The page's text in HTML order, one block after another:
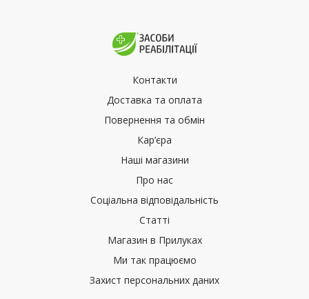
Контакти
Доставка та оплата
Повернення та обмін
Кар’єра
Наші магазини
Про нас
Соціальна відповідальність
Статті
Магазин в Прилуках
Ми так працюємо
Захист персональних даних